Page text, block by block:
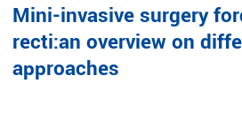
Mini-invasive surgery
recti:an overview on
approaches